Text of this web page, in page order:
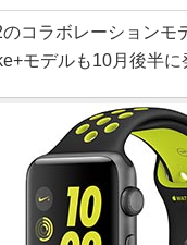
コラボレーションモ
モデルも10月後半に